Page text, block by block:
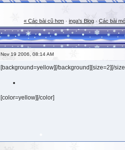
« Các bài cũ hơn · inga's Blog · Các bài
Nov 19 2006, 08:14 AM
[background=yellow][/background][size=2][/
[color=yellow][/color]